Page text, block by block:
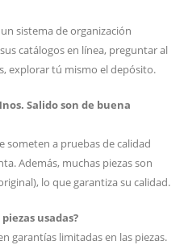
sistema de organización
catálogos en línea, preguntar al
explorar tú mismo el depósito.
Salido son de buena
someten a pruebas de calidad
Además, muchas piezas son
lo que garantiza su calidad.
usadas?
garantías limitadas en las piezas.